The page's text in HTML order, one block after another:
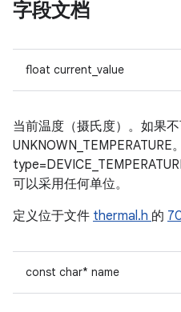
字段文档
float current_value
当前温度（摄氏度）。如果
UNKNOWN_TEMPERATURE
可以采用任何单位。
定义位于文件 thermal.h 的
const char* name